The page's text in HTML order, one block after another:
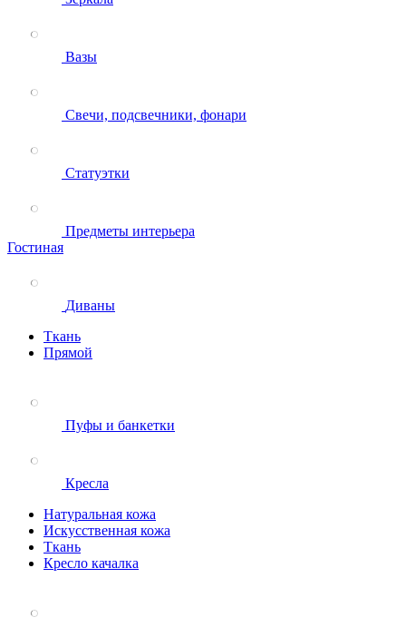
Вазы
Свечи, подсвечники, фонари
Статуэтки
Предметы интерьера
Гостиная
Диваны
Ткань
Прямой
Пуфы и банкетки
Кресла
Натуральная кожа
Искусственная кожа
Ткань
Кресло качалка